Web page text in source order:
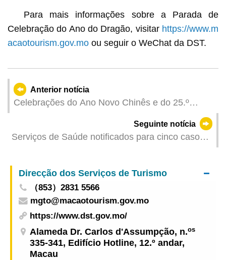
Para mais informações sobre a Parada de
Celebração do Ano do Dragão, visitar https://www.m
acaotourism.gov.moou seguir o WeChat da DST.
Anterior notícia
Celebrações do Ano Novo Chinês e do 25.º
Aniversário do Estabelecimento da RAEM: DST
apresenta desfile de carros alegóricos, fogo-de-
artifício e dragão dourado
Seguinte notícia
Serviços de Saúde notificados para cinco casos
Direcção dos Serviços de Turismo
（853）2831 5566
mgto@macaotourism.gov.mo
https://www.dst.gov.mo/
Alameda Dr. Carlos d'Assumpção, n.os
335-341, Edifício Hotline, 12.º andar,
Macau